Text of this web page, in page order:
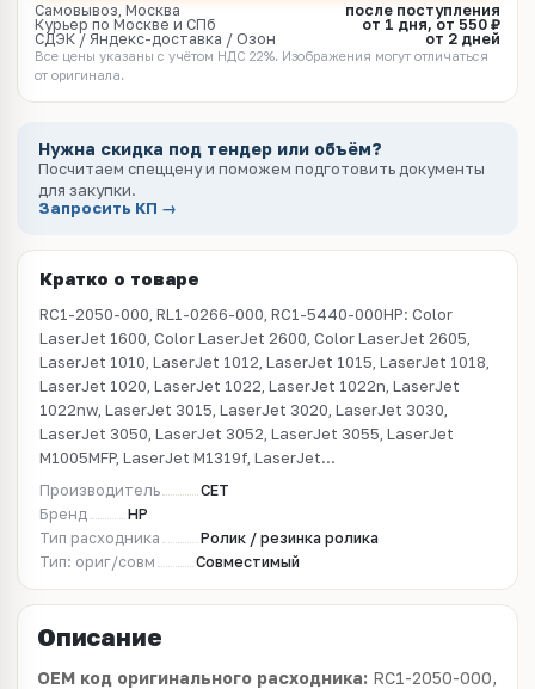
Самовывоз, Москва
после поступления
Курьер по Москве и СПб
от 1 дня, от 550 ₽
СДЭК / Яндекс-доставка / Озон
от 2 дней
Все цены указаны с учётом НДС 22%. Изображения могут отличаться
от оригинала.
Нужна скидка под тендер или объём?
Посчитаем спеццену и поможем подготовить документы
для закупки.
Запросить КП →
Кратко о товаре
RC1-2050-000, RL1-0266-000, RC1-5440-000HP: Color
LaserJet 1600, Color LaserJet 2600, Color LaserJet 2605,
LaserJet 1010, LaserJet 1012, LaserJet 1015, LaserJet 1018,
LaserJet 1020, LaserJet 1022, LaserJet 1022n, LaserJet
1022nw, LaserJet 3015, LaserJet 3020, LaserJet 3030,
LaserJet 3050, LaserJet 3052, LaserJet 3055, LaserJet
M1005MFP, LaserJet M1319f, LaserJet...
Производитель
CET
Бренд
HP
Тип расходника
Ролик / резинка ролика
Тип: ориг/совм
Совместимый
Описание
OEM код оригинального расходника: RC1-2050-000,